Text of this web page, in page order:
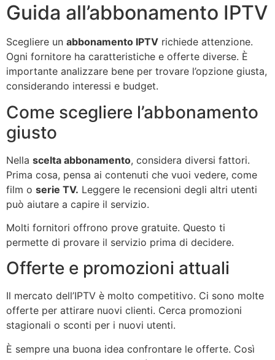
Guida all’abbonamento IPTV
Scegliere un abbonamento IPTV richiede attenzione.
Ogni fornitore ha caratteristiche e offerte diverse. È
importante analizzare bene per trovare l’opzione giusta,
considerando interessi e budget.
Come scegliere l’abbonamento
giusto
Nella scelta abbonamento, considera diversi fattori.
Prima cosa, pensa ai contenuti che vuoi vedere, come
film o serie TV. Leggere le recensioni degli altri utenti
può aiutare a capire il servizio.
Molti fornitori offrono prove gratuite. Questo ti
permette di provare il servizio prima di decidere.
Offerte e promozioni attuali
Il mercato dell’IPTV è molto competitivo. Ci sono molte
offerte per attirare nuovi clienti. Cerca promozioni
stagionali o sconti per i nuovi utenti.
È sempre una buona idea confrontare le offerte. Così